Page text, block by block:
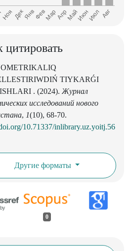
цитировать
TIYKARǴI
. (2024).Журнал
исследований нового
, 1(10), 68-70.
10.71337/inlibrary.uz.yoitj.56
Другие форматы
0